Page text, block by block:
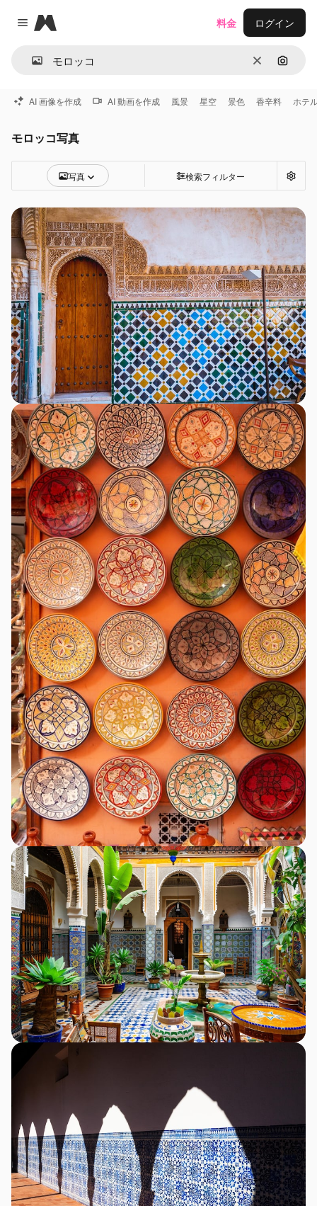
Close menu
Magnific
消去 画像で
料金 ログイン
AI 画像を作成 AI 動画を作成 風景 星空 景色 香辛料 ホテ
モロッコ写真
写真 検索フィルター